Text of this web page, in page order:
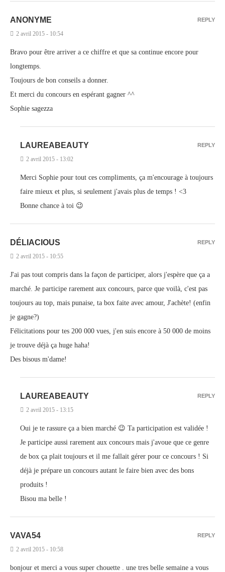
ANONYME
2 avril 2015 - 10:54
Bravo pour être arriver a ce chiffre et que sa continue encore pour
longtemps.
Toujours de bon conseils a donner.
Et merci du concours en espérant gagner ^^
Sophie sagezza
REPLY
LAUREABEAUTY
2 avril 2015 - 13:02
Merci Sophie pour tout ces compliments, ça m'encourage à toujours
faire mieux et plus, si seulement j'avais plus de temps ! <3
Bonne chance à toi 😉
REPLY
DÉLIACIOUS
2 avril 2015 - 10:55
J'ai pas tout compris dans la façon de participer, alors j'espère que ça a
marché. Je participe rarement aux concours, parce que voilà, c'est pas
toujours au top, mais punaise, ta box faite avec amour, J'achète! (enfin
je gagne?)
Félicitations pour tes 200 000 vues, j'en suis encore à 50 000 de moins
je trouve déjà ça huge haha!
Des bisous m'dame!
REPLY
LAUREABEAUTY
2 avril 2015 - 13:15
Oui je te rassure ça a bien marché 😉 Ta participation est validée !
Je participe aussi rarement aux concours mais j'avoue que ce genre
de box ça plait toujours et il me fallait gérer pour ce concours ! Si
déjà je prépare un concours autant le faire bien avec des bons
produits !
Bisou ma belle !
REPLY
VAVA54
2 avril 2015 - 10:58
bonjour et merci a vous super chouette . une tres belle semaine a vous
REPLY